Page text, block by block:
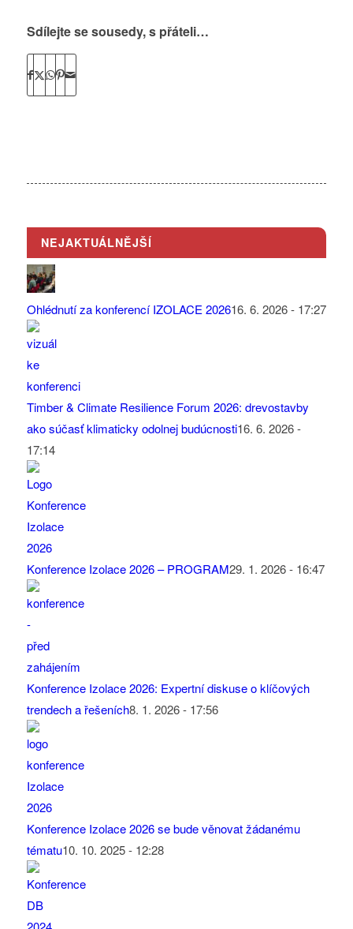
Sdílejte se sousedy, s přáteli…
NEJAKTUÁLNĚJŠÍ
Ohlédnutí za konferencí IZOLACE 202616. 6. 2026 - 17:27
Timber & Climate Resilience Forum 2026: drevostavby
ako súčasť klimaticky odolnej budúcnosti16. 6. 2026 -
17:14
Konference Izolace 2026 – PROGRAM29. 1. 2026 - 16:47
Konference Izolace 2026: Expertní diskuse o klíčových
trendech a řešeních8. 1. 2026 - 17:56
Konference Izolace 2026 se bude věnovat žádanému
tématu10. 10. 2025 - 12:28